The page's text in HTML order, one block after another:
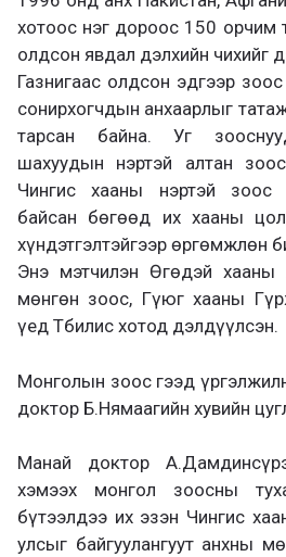
хотоос нэг дороос 150 орчим
олдсон явдал дэлхийн чихийг
Газнигаас олдсон эдгээр
сонирхогчдын анхаарлыг
тарсан байна. Уг
шахуудын нэртэй алтан
Чингис хааны нэртэй зоос
байсан бөгөөд их хааны
хүндэтгэлтэйгээр өргөмжлөн
Энэ мэтчилэн Өгөдэй хааны
мөнгөн зоос, Гүюг хааны
үед Тбилис хотод дэлдүүлсэн.
Монголын зоос гээд
доктор Б.Нямаагийн хувийн
Манай доктор
хэмээх монгол зоосны
бүтээлдээ их эзэн Чингис
улсыг байгуулангуут анхны